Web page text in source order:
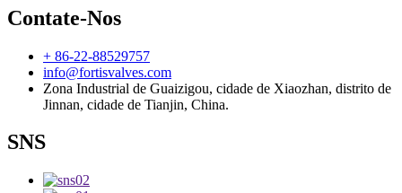
Contate-Nos
+ 86-22-88529757
info@fortisvalves.com
Zona Industrial de Guaizigou, cidade de Xiaozhan, distrito de
Jinnan, cidade de Tianjin, China.
SNS